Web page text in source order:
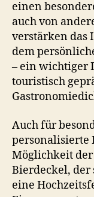
einen
auch von
verstärken das
dem
– ein wichtiger
touristisch
Auch für
personalisierte
Möglichkeit
Bierdeckel, der
eine